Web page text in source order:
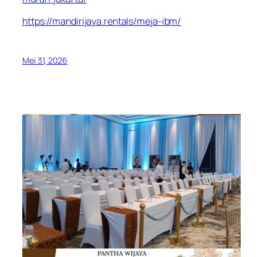
https://mandirijaya.rentals/meja-ibm/
Mei 31, 2026